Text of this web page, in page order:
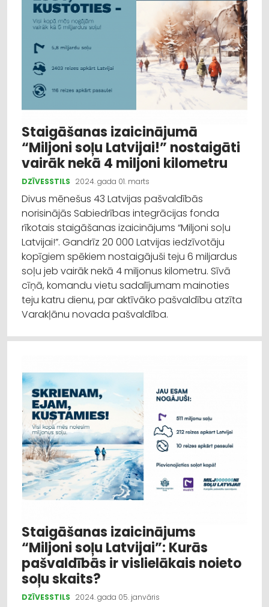
Staigāšanas izaicinājumā
“Miljoni soļu Latvijai!” nostaigāti
vairāk nekā 4 miljoni kilometru
DZĪVESSTILS 2024. gada 01. marts
Divus mēnešus 43 Latvijas pašvaldībās
norisinājās Sabiedrības integrācijas fonda
rīkotais staigāšanas izaicinājums “Miljoni soļu
Latvijai!”. Gandrīz 20 000 Latvijas iedzīvotāju
kopīgiem spēkiem nostaigājuši teju 6 miljardus
soļu jeb vairāk nekā 4 miljonus kilometru. Sīvā
cīņā, komandu vietu sadalījumam mainoties
teju katru dienu, par aktīvāko pašvaldību atzīta
Varakļānu novada pašvaldība.
Staigāšanas izaicinājums
“Miljoni soļu Latvijai”: Kurās
pašvaldībās ir vislielākais noieto
soļu skaits?
DZĪVESSTILS 2024. gada 05. janvāris